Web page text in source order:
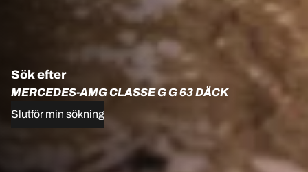
Sök efter
MERCEDES-AMG CLASSE G G 63 DÄCK
Slutför min sökning